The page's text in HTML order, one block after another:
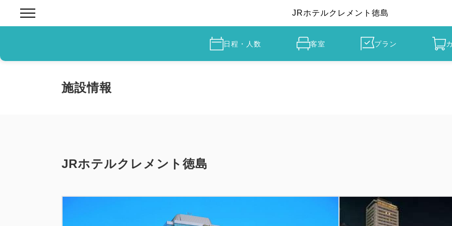
JRホテルクレメント徳島
日程・人数 客室 プラン
施設情報
JRホテルクレメント徳島